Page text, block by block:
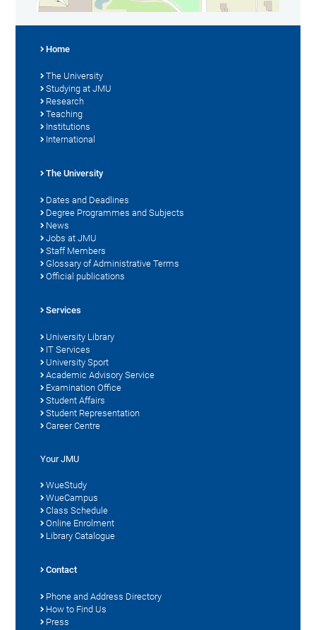
Home
The University
Studying at JMU
Research
Teaching
Institutions
International
The University
Dates and Deadlines
Degree Programmes and Subjects
News
Jobs at JMU
Staff Members
Glossary of Administrative Terms
Official publications
Services
University Library
IT Services
University Sport
Academic Advisory Service
Examination Office
Student Affairs
Student Representation
Career Centre
Your JMU
WueStudy
WueCampus
Class Schedule
Online Enrolment
Library Catalogue
Contact
Phone and Address Directory
How to Find Us
Press